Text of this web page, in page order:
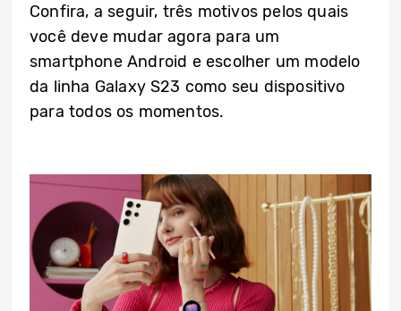
Confira, a seguir, três motivos pelos quais
você deve mudar agora para um
smartphone Android e escolher um modelo
da linha Galaxy S23 como seu dispositivo
para todos os momentos.